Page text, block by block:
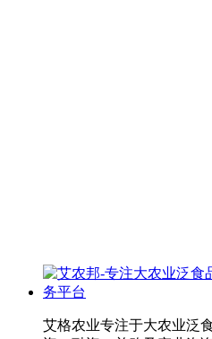
艾格农业专注于大农业泛